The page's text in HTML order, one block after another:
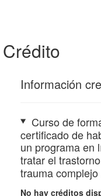
Crédito
Información
Curso de
certificado de
un programa en
tratar el
trauma
No hay créditos